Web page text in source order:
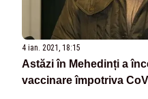
4 ian. 2021, 18:15
Astăzi în Mehedinți a
vaccinare împotriva